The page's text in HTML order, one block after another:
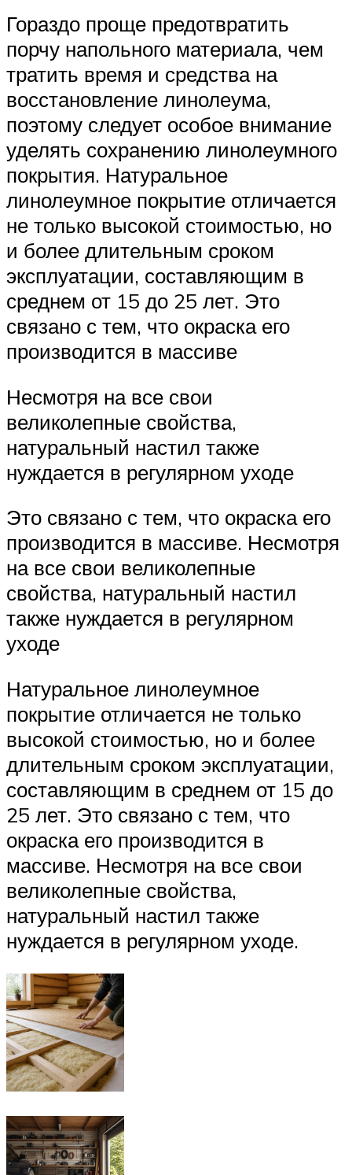
Гораздо проще предотвратить
порчу напольного материала, чем
тратить время и средства на
восстановление линолеума,
поэтому следует особое внимание
уделять сохранению линолеумного
покрытия. Натуральное
линолеумное покрытие отличается
не только высокой стоимостью, но
и более длительным сроком
эксплуатации, составляющим в
среднем от 15 до 25 лет. Это
связано с тем, что окраска его
производится в массиве
Несмотря на все свои
великолепные свойства,
натуральный настил также
нуждается в регулярном уходе
Это связано с тем, что окраска его
производится в массиве. Несмотря
на все свои великолепные
свойства, натуральный настил
также нуждается в регулярном
уходе
Натуральное линолеумное
покрытие отличается не только
высокой стоимостью, но и более
длительным сроком эксплуатации,
составляющим в среднем от 15 до
25 лет. Это связано с тем, что
окраска его производится в
массиве. Несмотря на все свои
великолепные свойства,
натуральный настил также
нуждается в регулярном уходе.